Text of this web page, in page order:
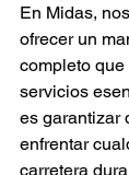
En Midas,
ofrecer un
completo
servicios
es garantizar
enfrentar
carretera